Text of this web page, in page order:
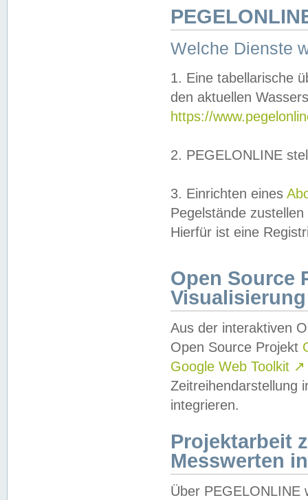
Welche Dienste
1. Eine tabellarische
den aktuellen
https://
2. PEGELONLINE
3. Einrichten eines
Pegelstände
Hierfür ist eine
Open Source
Visualisierung
Aus der interaktiven
Open Source Projekt
Google Web Toolkit ↗
Zeitreihendarstellung
integrieren.
Projektarbeit
Messwerten
Über PEGELONLINE